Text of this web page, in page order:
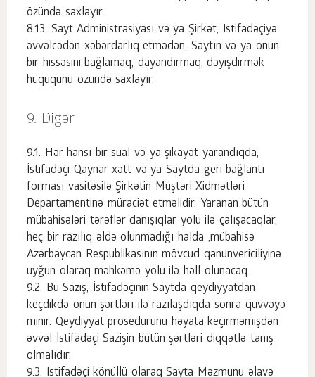
özündə saxlayır.
Sayt Administrasiyası və ya Şirkət, İstifadəçiyə
əvvəlcədən xəbərdarlıq etmədən, Saytın və ya onun
bir hissəsini bağlamaq, dayandırmaq, dəyişdirmək
hüququnu özündə saxlayır.
Digər
Hər hansı bir sual və ya şikayət yarandıqda,
İstifadəçi Qaynar xətt və ya Saytda geri bağlantı
forması vasitəsilə Şirkətin Müştəri Xidmətləri
Departamentinə müraciət etməlidir. Yaranan bütün
mübahisələri tərəflər danışıqlar yolu ilə çalışacaqlar,
heç bir razılıq əldə olunmadığı halda ,mübahisə
Azərbaycan Respublikasının mövcud qanunvericiliyinə
uyğun olaraq məhkəmə yolu ilə həll olunacaq.
Bu Saziş, İstifadəçinin Saytda qeydiyyatdan
keçdikdə onun şərtləri ilə razılaşdıqda sonra qüvvəyə
minir. Qeydiyyat prosedurunu həyata keçirməmişdən
əvvəl İstifadəçi Sazişin bütün şərtləri diqqətlə tanış
olmalıdır.
İstifadəçi könüllü olaraq Sayta Məzmunu əlavə